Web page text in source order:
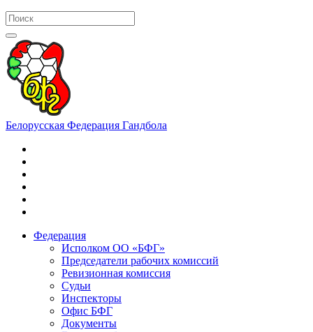
Белорусская Федерация Гандбола
Федерация
Исполком ОО «БФГ»
Председатели рабочих комиссий
Ревизионная комиссия
Судьи
Инспекторы
Офис БФГ
Документы